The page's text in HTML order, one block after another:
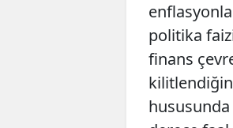
politika
finans